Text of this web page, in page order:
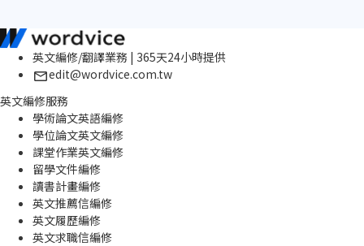
英文編修/翻譯業務 | 365天24小時提供
edit@wordvice.com.tw
英文編修服務
學術論文英語編修
學位論文英文編修
課堂作業英文編修
留學文件編修
讀書計畫編修
英文推薦信編修
英文履歷編修
英文求職信編修